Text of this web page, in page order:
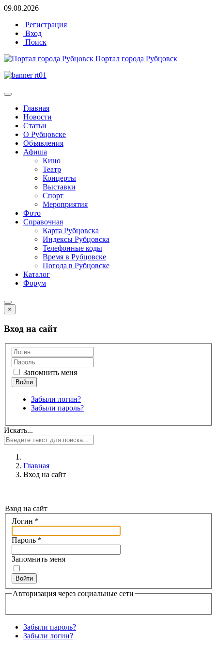
09.08.2026
Регистрация
Вход
Поиск
Портал города Рубцовск
Главная
Новости
Статьи
О Рубцовске
Объявления
Афиша
Кино
Театр
Концерты
Выставки
Спорт
Мероприятия
Фото
Справочная
Карта Рубцовска
Индексы Рубцовска
Телефонные коды
Время в Рубцовске
Погода в Рубцовске
Каталог
Форум
×
Вход на сайт
Запомнить меня
Забыли логин?
Забыли пароль?
Искать...
Главная
Вход на сайт
Вход на сайт
Логин *
Пароль *
Запомнить меня
Войти
Авторизация через социальные сети
Забыли пароль?
Забыли логин?